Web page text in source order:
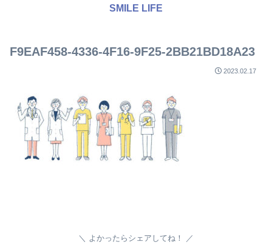
SMILE LIFE
F9EAF458-4336-4F16-9F25-2BB21BD18A23
2023.02.17
よかったらシェアしてね！